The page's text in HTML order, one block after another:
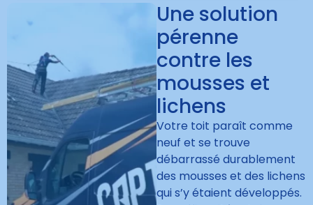
Une solution
pérenne
contre les
mousses et
lichens
Votre toit paraît comme
neuf et se trouve
débarrassé durablement
des mousses et des lichens
qui s’y étaient développés.